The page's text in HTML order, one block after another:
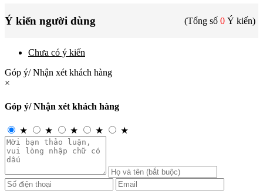
Ý kiến người dùng (Tổng số 0 Ý kiến)
Chưa có ý kiến
Góp ý/ Nhận xét khách hàng
×
Góp ý/ Nhận xét khách hàng
★ ★ ★ ★ ★